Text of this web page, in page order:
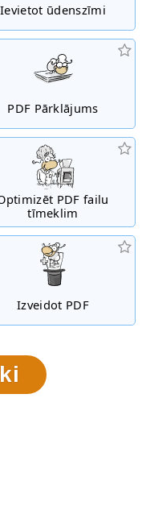
Ievietot ūdenszīmi
PDF Pārklājums
PDF failu
tīmeklim
Izveidot PDF